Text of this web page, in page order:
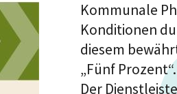
Kommunale
Konditionen
diesem
„Fünf Prozent“.
Der